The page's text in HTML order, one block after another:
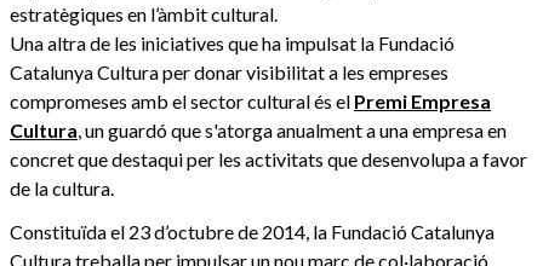
estratègiques en l’àmbit cultural.
Una altra de les iniciatives que ha impulsat la Fundació
Catalunya Cultura per donar visibilitat a les empreses
compromeses amb el sector cultural és el Premi Empresa
Cultura , un guardó que s'atorga anualment a una empresa en
concret que destaqui per les activitats que desenvolupa a favor
de la cultura.
Constituïda el 23 d’octubre de 2014, la Fundació Catalunya
Cultura treballa per impulsar un nou marc de col·laboració